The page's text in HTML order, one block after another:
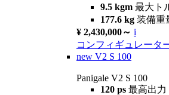
9.5 kgm 最大ト
177.6 kg 装備重
¥ 2,430,000～ i
コンフィギュレータ
new V2 S 100
Panigale V2 S 100
120 ps 最高出力